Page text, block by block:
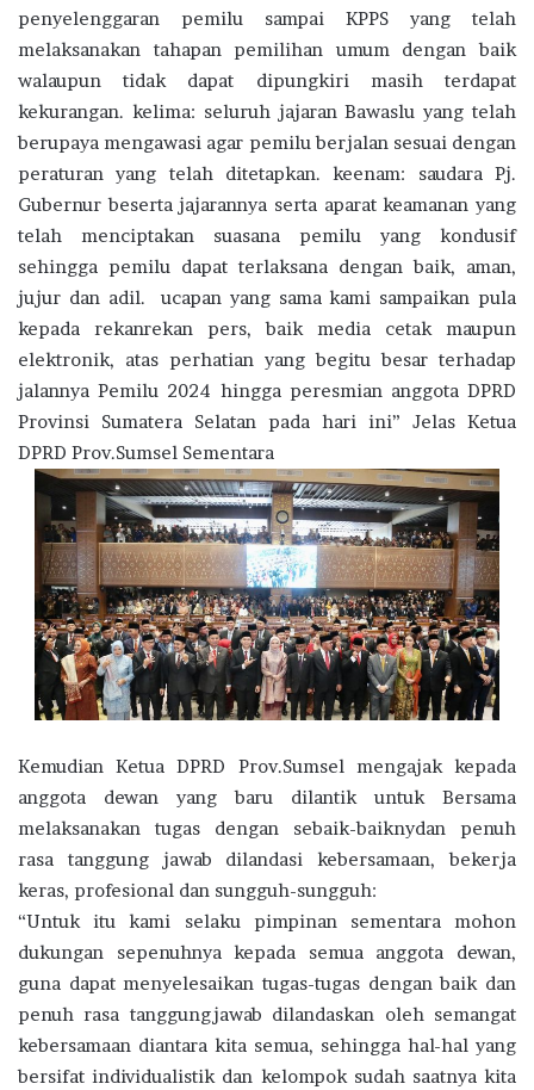
penyelenggaran pemilu sampai KPPS yang telah
melaksanakan tahapan pemilihan umum dengan baik
walaupun tidak dapat dipungkiri masih terdapat
kekurangan. kelima: seluruh jajaran Bawaslu yang telah
berupaya mengawasi agar pemilu berjalan sesuai dengan
peraturan yang telah ditetapkan. keenam: saudara Pj.
Gubernur beserta jajarannya serta aparat keamanan yang
telah menciptakan suasana pemilu yang kondusif
sehingga pemilu dapat terlaksana dengan baik, aman,
jujur dan adil. ucapan yang sama kami sampaikan pula
kepada rekanrekan pers, baik media cetak maupun
elektronik, atas perhatian yang begitu besar terhadap
jalannya Pemilu 2024 hingga peresmian anggota DPRD
Provinsi Sumatera Selatan pada hari ini” Jelas Ketua
DPRD Prov.Sumsel Sementara
Kemudian Ketua DPRD Prov.Sumsel mengajak kepada
anggota dewan yang baru dilantik untuk Bersama
melaksanakan tugas dengan sebaik-baiknydan penuh
rasa tanggung jawab dilandasi kebersamaan, bekerja
keras, profesional dan sungguh-sungguh:
“Untuk itu kami selaku pimpinan sementara mohon
dukungan sepenuhnya kepada semua anggota dewan,
guna dapat menyelesaikan tugas-tugas dengan baik dan
penuh rasa tanggungjawab dilandaskan oleh semangat
kebersamaan diantara kita semua, sehingga hal-hal yang
bersifat individualistik dan kelompok sudah saatnya kita